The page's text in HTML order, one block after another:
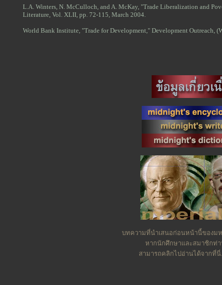
L.A. Winters, N. McCulloch, and A. McKay, "Trade Liberalization and
Literature, Vol. XLII, pp. 72-115, March 2004.
World Bank Institute, "Trade for Development," Development Outreach,
บทความที่นำเสนอก่อนหน้านี้ของม
หากนักศึกษาและสมาชิกท่า
สามารถคลิกไปอ่านได้จากที่